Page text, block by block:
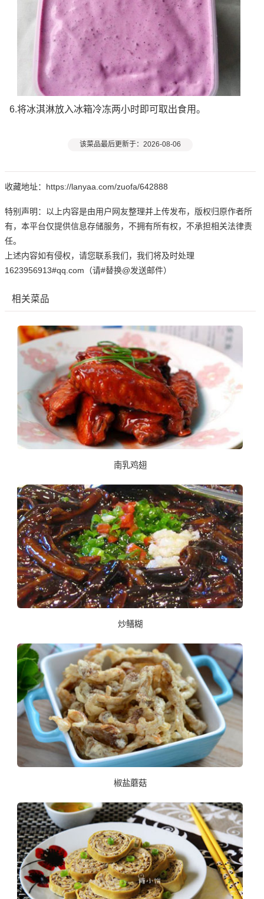
6.将冰淇淋放入冰箱冷冻两小时即可取出食用。
该菜品最后更新于：2026-08-06
收藏地址：https://lanyaa.com/zuofa/642888
特别声明：以上内容是由用户网友整理并上传发布，版权归原作者所
有，本平台仅提供信息存储服务，不拥有所有权，不承担相关法律责
任。
上述内容如有侵权，请您联系我们，我们将及时处理
1623956913#qq.com（请#替换@发送邮件）
相关菜品
南乳鸡翅
炒鳝糊
椒盐蘑菇